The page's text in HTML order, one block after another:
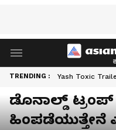
TRENDING : Yash Toxic
ಡೊನಾಲ್ಡ್
ಹಿಂಪಡೆಯುತ್ತೇನೆ